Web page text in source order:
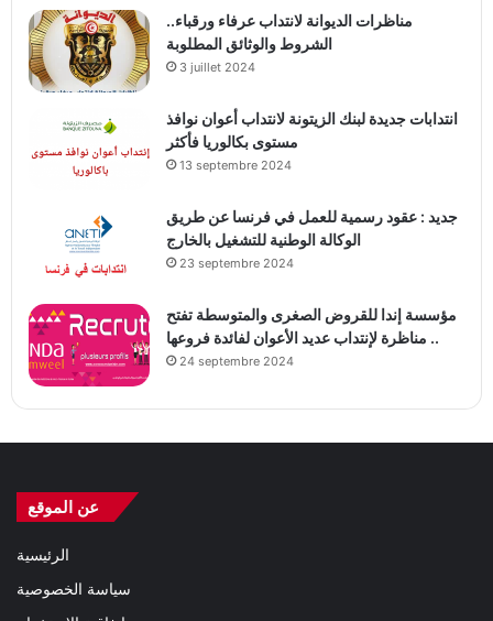
مناظرات الديوانة لانتداب عرفاء ورقباء..
الشروط والوثائق المطلوبة
3 juillet 2024
انتدابات جديدة لبنك الزيتونة لانتداب أعوان نوافذ
مستوى بكالوريا فأكثر
13 septembre 2024
جديد : عقود رسمية للعمل في فرنسا عن طريق
الوكالة الوطنية للتشغيل بالخارج
23 septembre 2024
مؤسسة إندا للقروض الصغرى والمتوسطة تفتح
مناظرة لإنتداب عديد الأعوان لفائدة فروعها ..
24 septembre 2024
عن الموقع
الرئيسية
سياسة الخصوصية